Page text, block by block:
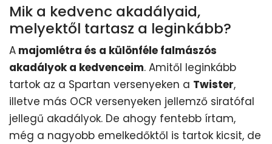
Mik a kedvenc akadályaid,
melyektől tartasz a leginkább?
A majomlétra és a különféle falmászós
akadályok a kedvenceim. Amitől leginkább
tartok az a Spartan versenyeken a Twister,
illetve más OCR versenyeken jellemző siratófal
jellegű akadályok. De ahogy fentebb írtam,
még a nagyobb emelkedőktől is tartok kicsit, de